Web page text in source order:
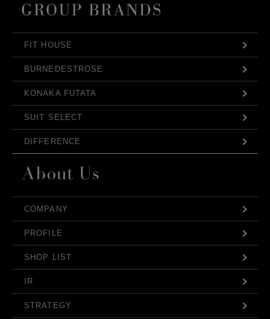
FIT HOUSE
BURNEDESTROSE
KONAKA FUTATA
SUIT SELECT
DIFFERENCE
COMPANY
PROFILE
SHOP LIST
IR
STRATEGY